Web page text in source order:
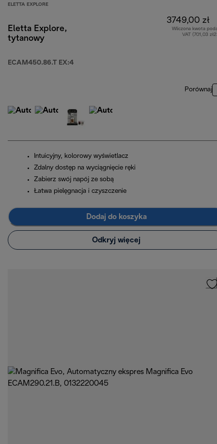
ELETTA EXPLORE
Eletta Explore,
tytanowy
ECAM450.86.T EX:4
3749,00 zł
Wliczona kwota
VAT (701,03
Porównaj
Intuicyjny, kolorowy wyświetlacz
Zdalny dostęp na wyciągnięcie ręki
Zabierz swój napój ze sobą
Łatwa pielęgnacja i czyszczenie
Dodaj do koszyka
Odkryj więcej